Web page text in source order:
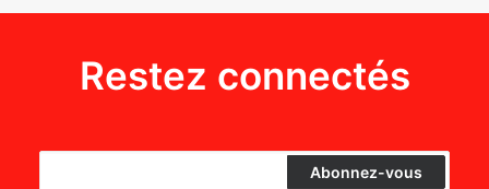
Restez connectés